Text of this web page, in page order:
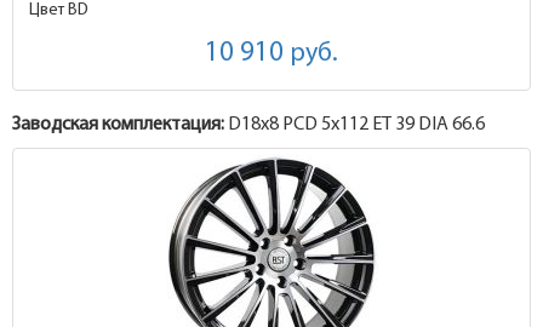
Цвет BD
10 910 руб.
Заводская комплектация: D18x8 PCD 5x112 ET 39 DIA 66.6